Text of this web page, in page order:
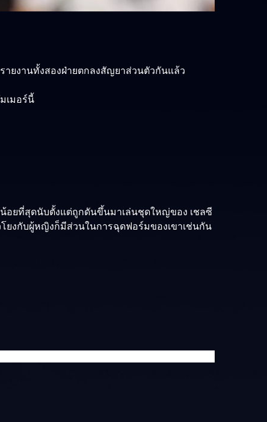
ายงานทั้งสองฝ่ายตกลงสัญยาส่วนตัวกันแล้ว
เมอร์นี้
น้อยที่สุดนับตั้งแต่ถูกดันขึ้นมาเล่นชุดใหญ่ของ เชลซี
โยงกับผู้หญิงก็มีส่วนในการฉุดฟอร์มของเขาเช่นกัน